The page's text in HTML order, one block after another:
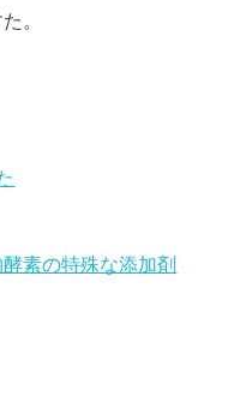
。
素の特殊な添加剤